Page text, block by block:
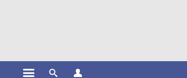
Ouvrir le menu principal
Ouvrir le moteur de recherche